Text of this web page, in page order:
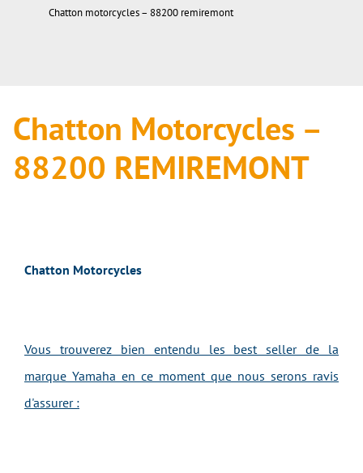
Chatton motorcycles – 88200 remiremont
Chatton Motorcycles –
88200 REMIREMONT
Chatton Motorcycles
Vous trouverez bien entendu les best seller de la
marque Yamaha en ce moment que nous serons ravis
d'assurer :